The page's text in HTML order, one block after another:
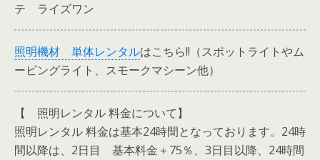
テ ライズワン
照明機材 単体レンタルはこちら!!（スポットライトやム
ービングライト、スモークマシーン他）
【 照明レンタル 料金について】
照明レンタル 料金は基本24時間となっております。24時
間以降は、2日目 基本料金＋75％、3日目以降、24時間